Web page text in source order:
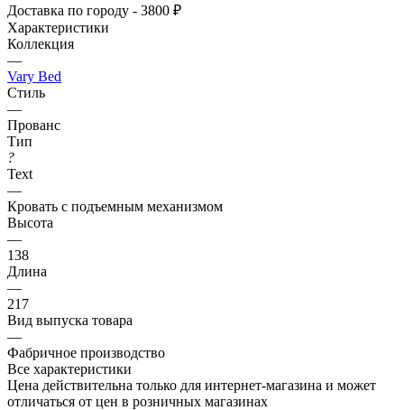
Доставка по городу - 3800 ₽
Характеристики
Коллекция
—
Vary Bed
Стиль
—
Прованс
Тип
?
Text
—
Кровать с подъемным механизмом
Высота
—
138
Длина
—
217
Вид выпуска товара
—
Фабричное производство
Все характеристики
Цена действительна только для интернет-магазина и может
отличаться от цен в розничных магазинах